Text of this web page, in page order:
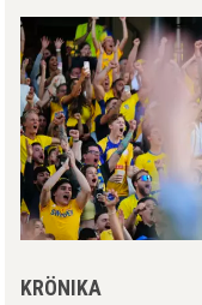
KRÖNIKA